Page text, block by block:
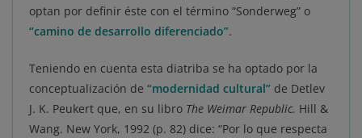
optan por definir éste con el término “Sonderweg” o
“camino de desarrollo diferenciado”.
Teniendo en cuenta esta diatriba se ha optado por la
conceptualización de “modernidad cultural” de Detlev
J. K. Peukert que, en su libro The Weimar Republic. Hill &
Wang. New York, 1992 (p. 82) dice: “Por lo que respecta